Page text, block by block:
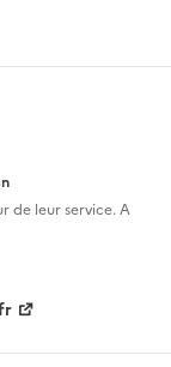
de leur service. A